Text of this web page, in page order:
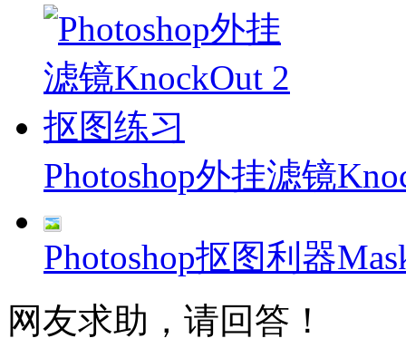
Photoshop外挂滤镜
Photoshop抠图利器
网友求助，请回答！